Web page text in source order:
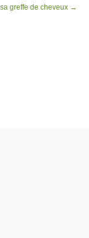
greffe de cheveux →